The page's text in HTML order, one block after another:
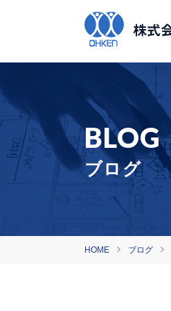
ブログ
HOME ブログ